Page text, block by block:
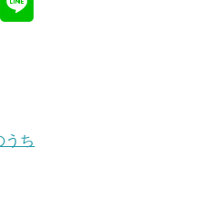
うち